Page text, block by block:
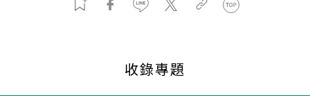
收錄專題